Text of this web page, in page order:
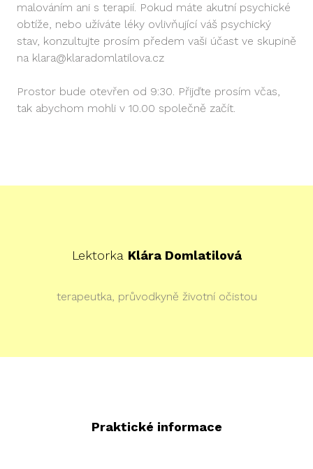
malováním ani s terapií. Pokud máte akutní psychické
obtíže, nebo užíváte léky ovlivňující váš psychický
stav, konzultujte prosím předem vaši účast ve skupině
na klara@klaradomlatilova.cz
Prostor bude otevřen od 9:30. Přijďte prosím včas,
tak abychom mohli v 10.00 společně začít.
Lektorka Klára Domlatilová
terapeutka, průvodkyně životní očistou
Praktické informace